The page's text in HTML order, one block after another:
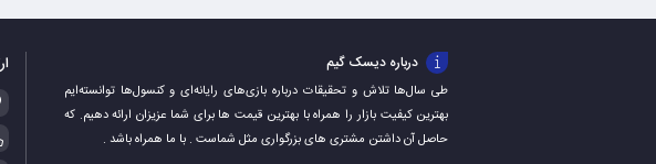
درباره دیسک گیم
طی سال‌ها تلاش و تحقیقات درباره بازی‌های رایانه‌ای و کنسول‌ها توانسته‌ایم
بهترین کیفیت بازار را همراه با بهترین قیمت ها برای شما عزیزان ارائه دهیم. که
حاصل آن داشتن مشتری های بزرگواری مثل شماست . با ما همراه باشد .